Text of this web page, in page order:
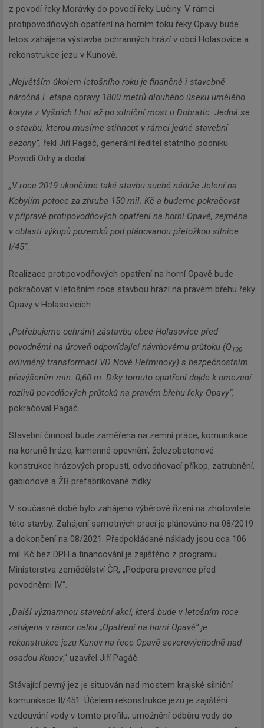
z povodí řeky Morávky do povodí řeky Lučiny. V rámci
protipovodňových opatření na horním toku řeky Opavy bude
letos zahájena výstavba ochranných hrází v obci Holasovice a
rekonstrukce jezu v Kunově.
„Největším úkolem letošního roku je finančně i stavebně
náročná I. etapa opravy 1800 metrů dlouhého úseku umělého
koryta z Vyšních Lhot až po silniční most u Dobratic. Jedná se
o stavbu, kterou musíme stihnout v rámci jedné stavební
sezony“, řekl Jiří Pagáč, generální ředitel státního podniku
Povodí Odry a dodal:
„V roce 2019 ukončíme také stavbu suché nádrže Jelení na
Kobylím potoce za zhruba 150 mil. Kč a budeme pokračovat
v přípravě protipovodňových opatření na horní Opavě, zejména
v oblasti výkupů pozemků pod plánovanou přeložkou silnice
I/45“.
Realizace protipovodňových opatření na horní Opavě bude
pokračovat v letošním roce stavbou hrází na pravém břehu řeky
Opavy v Holasovicích.
„Potřebujeme ochránit zástavbu obce Holasovice před
povodněmi na úroveň odpovídající návrhovému průtoku (Q100
ovlivněný transformací VD Nové Heřminovy) s bezpečnostním
převýšením min. 0,60 m. Díky tomuto opatření dojde k omezení
rozlivů povodňových průtoků na pravém břehu řeky Opavy“,
pokračoval Pagáč.
Stavební činnost bude zaměřena na zemní práce, komunikace
na koruně hráze, kamenné opevnění, železobetonové
konstrukce hrázových propustí, odvodňovací příkop, zatrubnění,
gabionové a ŽB prefabrikované zídky.
V současné době bylo zahájeno výběrové řízení na zhotovitele
této stavby. Zahájení samotných prací je plánováno na 08/2019
a dokončení na 08/2021. Předpokládané náklady jsou cca 106
mil. Kč bez DPH a financování je zajištěno z programu
Ministerstva zemědělství ČR, „Podpora prevence před
povodněmi IV“.
„Další významnou stavební akcí, která bude v letošním roce
zahájena v rámci celku „Opatření na horní Opavě“ je
rekonstrukce jezu Kunov na řece Opavě severovýchodně nad
osadou Kunov,“ uzavřel Jiří Pagáč.
Stávající pevný jez je situován nad mostem krajské silniční
komunikace II/451. Účelem rekonstrukce jezu je zajištění
vzdouvání vody v tomto profilu, umožnění odběru vody do